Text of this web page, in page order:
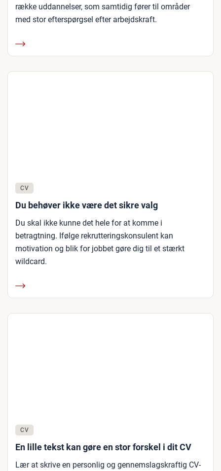
række uddannelser, som samtidig fører til områder
med stor efterspørgsel efter arbejdskraft.
CV
Du behøver ikke være det sikre valg
Du skal ikke kunne det hele for at komme i
betragtning. Ifølge rekrutteringskonsulent kan
motivation og blik for jobbet gøre dig til et stærkt
wildcard.
CV
En lille tekst kan gøre en stor forskel i dit CV
Lær at skrive en personlig og gennemslagskraftig CV-